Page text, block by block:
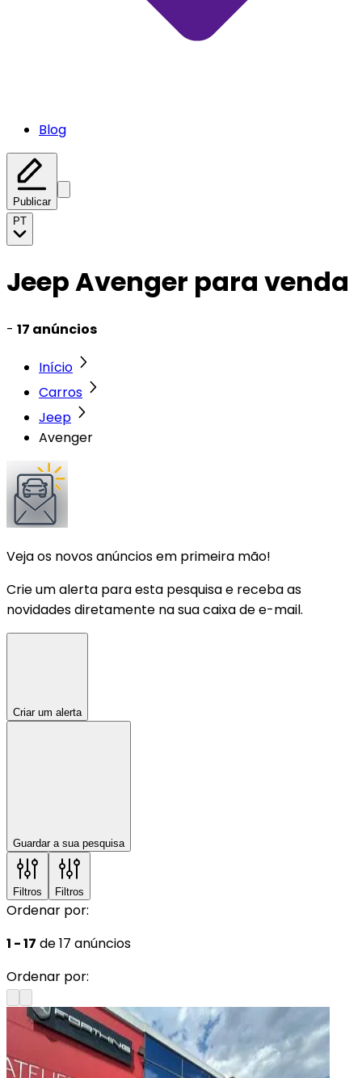
Blog
Publicar
PT
Jeep Avenger para venda
- 17 anúncios
Início
Carros
Jeep
Avenger
Veja os novos anúncios em primeira mão!
Crie um alerta para esta pesquisa e receba as
novidades diretamente na sua caixa de e-mail.
Criar um alerta
Guardar a sua pesquisa
Filtros Filtros
Ordenar por:
1 - 17 de 17 anúncios
Ordenar por: